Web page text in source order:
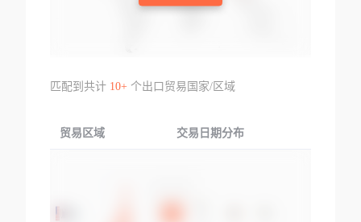
匹配到共计 10+个出口贸易国家/区域
贸易区域 交易日期分布